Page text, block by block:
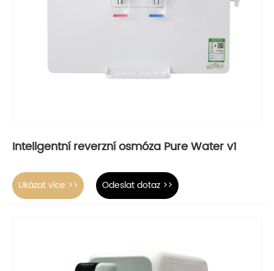
Inteligentní reverzní osmóza Pure Water v1
Ukázat více >> Odeslat dotaz >>